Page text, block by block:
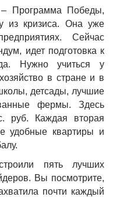
Программа Победы,
из кризиса. Она уже
Сейчас
идет подготовка к
Нужно учиться у
в стране и в
детсады, лучшие
фермы. Здесь
руб. Каждая вторая
удобные квартиры и
пять лучших
Вы посмотрите,
почти каждый